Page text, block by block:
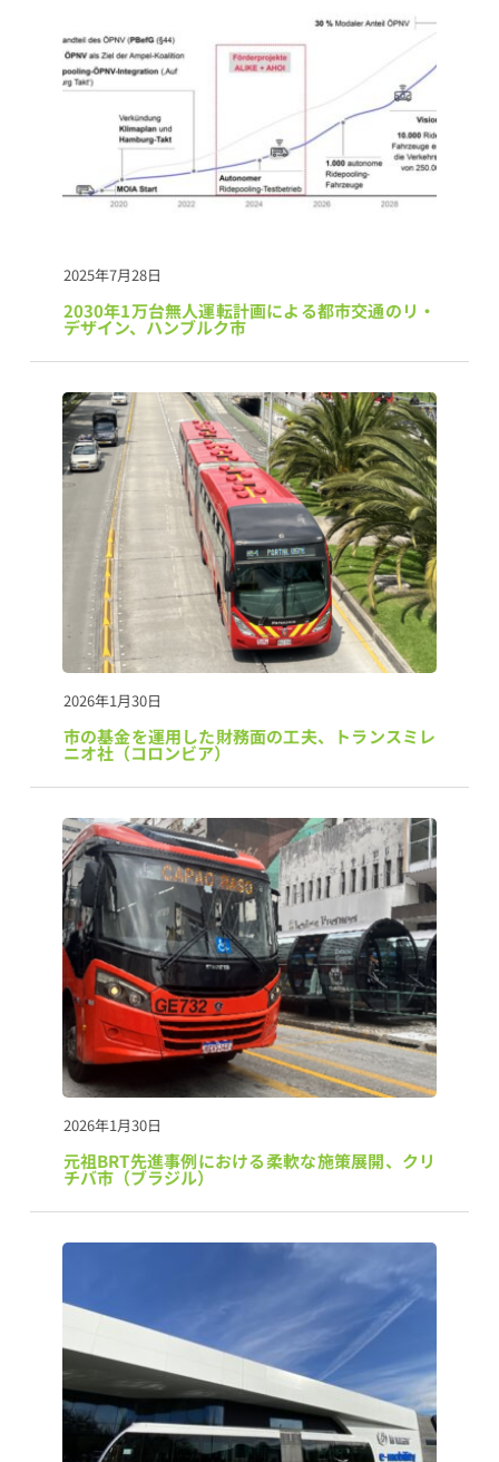
2025年7月28日
2030年1万台無人運転計画による都市交通のリ・
デザイン、ハンブルク市
2026年1月30日
市の基金を運用した財務面の工夫、トランスミレ
ニオ社（コロンビア）
2026年1月30日
元祖BRT先進事例における柔軟な施策展開、クリ
チバ市（ブラジル）